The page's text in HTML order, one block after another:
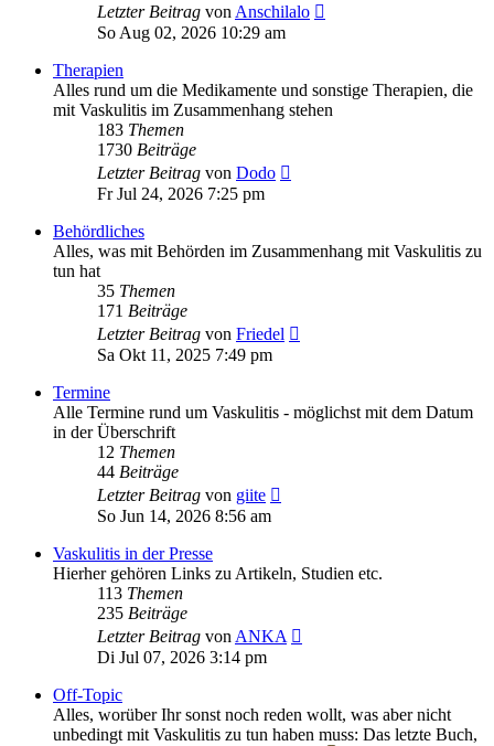
Letzter Beitrag von Anschilalo
So Aug 02, 2026 10:29 am
Therapien
Alles rund um die Medikamente und sonstige Therapien, die
mit Vaskulitis im Zusammenhang stehen
183 Themen
1730 Beiträge
Letzter Beitrag von Dodo
Fr Jul 24, 2026 7:25 pm
Behördliches
Alles, was mit Behörden im Zusammenhang mit Vaskulitis zu
tun hat
35 Themen
171 Beiträge
Letzter Beitrag von Friedel
Sa Okt 11, 2025 7:49 pm
Termine
Alle Termine rund um Vaskulitis - möglichst mit dem Datum
in der Überschrift
12 Themen
44 Beiträge
Letzter Beitrag von giite
So Jun 14, 2026 8:56 am
Vaskulitis in der Presse
Hierher gehören Links zu Artikeln, Studien etc.
113 Themen
235 Beiträge
Letzter Beitrag von ANKA
Di Jul 07, 2026 3:14 pm
Off-Topic
Alles, worüber Ihr sonst noch reden wollt, was aber nicht
unbedingt mit Vaskulitis zu tun haben muss: Das letzte Buch,